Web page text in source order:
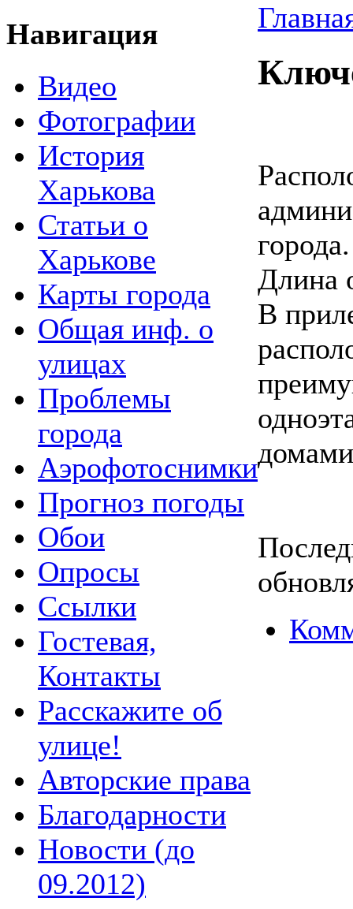
Навигация
Видео
Фотографии
История
Харькова
Статьи о
Харькове
Карты города
Общая инф. о
улицах
Проблемы
города
Аэрофотоснимки
Прогноз погоды
Обои
Опросы
Ссылки
Гостевая,
Контакты
Расскажите об
улице!
Авторские права
Благодарности
Новости (до
09.2012)
города.
Длина
В